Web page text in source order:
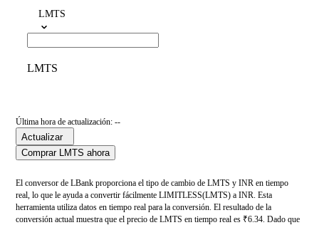
LMTS
LMTS
Última hora de actualización: --
Actualizar
Comprar LMTS ahora
El conversor de LBank proporciona el tipo de cambio de LMTS y INR en tiempo
real, lo que le ayuda a convertir fácilmente LIMITLESS(LMTS) a INR. Esta
herramienta utiliza datos en tiempo real para la conversión. El resultado de la
conversión actual muestra que el precio de LMTS en tiempo real es ₹6.34. Dado que